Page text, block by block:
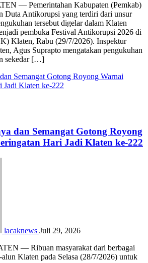
— Pemerintahan Kabupaten (Pemkab)
Duta Antikorupsi yang terdiri dari unsur
tersebut digelar dalam Klaten
pembuka Festival Antikorupsi 2026 di
Klaten, Rabu (29/7/2026). Inspektur
Agus Suprapto mengatakan pengukuhan
sekedar […]
dan Semangat Gotong Royong
Hari Jadi Klaten ke-222
lacaknews Juli 29, 2026
— Ribuan masyarakat dari berbagai
Klaten pada Selasa (28/7/2026) untuk